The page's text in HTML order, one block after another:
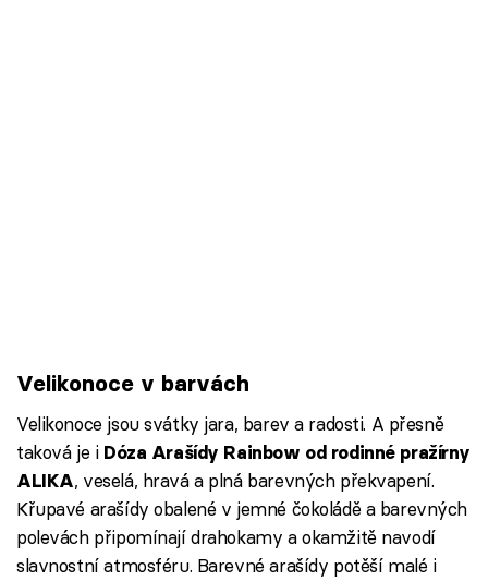
Velikonoce v barvách
Velikonoce jsou svátky jara, barev a radosti. A přesně
taková je iDóza Arašídy Rainbow od rodinné pražírny
ALIKA, veselá, hravá a plná barevných překvapení.
Křupavé arašídy obalené v jemné čokoládě a barevných
polevách připomínají drahokamy a okamžitě navodí
slavnostní atmosféru. Barevné arašídy potěší malé i